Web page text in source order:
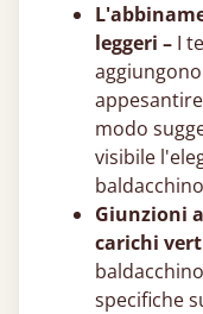
leggeri – I
modo
visibile
Giunzioni
carichi
specifiche